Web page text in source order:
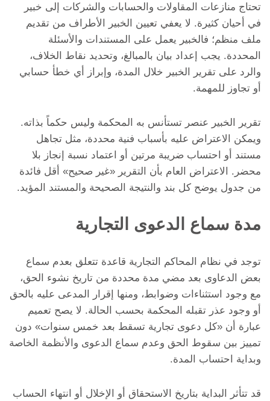
تحتاج منازعات المقاولات والحسابات والشركات إلى خبير
في أحيان كثيرة. لا يعفي تعيين الخبير الأطراف من تقديم
ملف منظم؛ فالخبير يعمل على المستندات والأسئلة
المحددة. يجب إعداد بيان بالمبالغ، وتحديد نقاط الخلاف،
والرد على تقرير الخبير خلال المدة، وإبراز أي خطأ حسابي
أو تجاوز للمهمة.
تقرير الخبير عنصر تستأنس به المحكمة وليس حكماً بذاته.
ويمكن الاعتراض عليه بأسباب فنية محددة، مثل تجاهل
مستند أو احتساب ضريبة مرتين أو اعتماد نسبة إنجاز بلا
محضر. الاعتراض العام بأن التقرير «غير صحيح» أقل فائدة
من جدول يوضح كل بند والنتيجة الصحيحة والمستند المؤيد.
مدة سماع الدعوى التجارية
توجد في نظام المحاكم التجارية قاعدة تتعلق بعدم سماع
بعض الدعاوى بعد مضي مدة محددة من تاريخ نشوء الحق،
مع وجود استثناءات وضوابط، ومنها إقرار المدعى عليه بالحق
أو وجود عذر تقبله المحكمة بحسب الحالة. لا يصح تعميم
عبارة أن «كل دعوى تجارية تسقط بعد خمس سنوات» دون
تمييز بين سقوط الحق وعدم سماع الدعوى والأنظمة الخاصة
وبداية احتساب المدة.
قد تتأثر البداية بتاريخ الاستحقاق أو الإخلال أو انتهاء الحساب